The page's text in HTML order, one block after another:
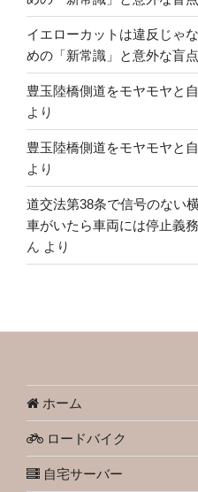
イエローカットは違反じゃ
めの「新常識」と意外な盲点
豊玉陸橋側道をモヤモヤと
より
豊玉陸橋側道をモヤモヤと
より
道交法第38条で信号のない
車がいたら車両には停止義
ん より
ホーム
ロードバイク
自宅サーバー